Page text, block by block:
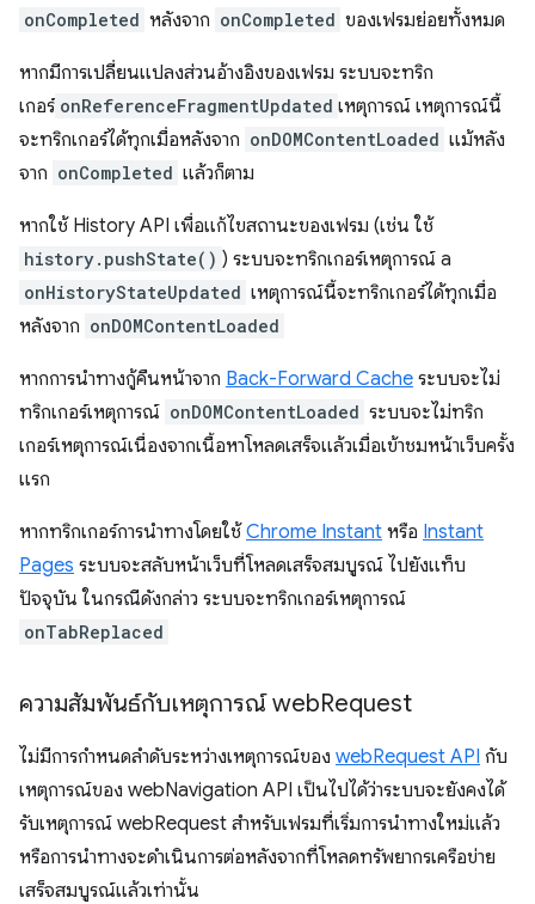
onCompleted หลังจาก onCompleted ของเฟรมย่อยทั้งหมด
หากมีการเปลี่ยนแปลงส่วนอ้างอิงของเฟรม ระบบจะทริก
เกอร์ onReferenceFragmentUpdated เหตุการณ์ เหตุการณ์นี้
จะทริกเกอร์ได้ทุกเมื่อหลังจาก onDOMContentLoaded แม้หลัง
จาก onCompleted แล้วก็ตาม
หากใช้ History API เพื่อแก้ไขสถานะของเฟรม (เช่น ใช้
history.pushState() ) ระบบจะทริกเกอร์เหตุการณ์ a
onHistoryStateUpdated เหตุการณ์นี้จะทริกเกอร์ได้ทุกเมื่อ
หลังจาก onDOMContentLoaded
หากการนำทางกู้คืนหน้าจาก Back-Forward Cache ระบบจะไม่
ทริกเกอร์เหตุการณ์ onDOMContentLoaded ระบบจะไม่ทริก
เกอร์เหตุการณ์เนื่องจากเนื้อหาโหลดเสร็จแล้วเมื่อเข้าชมหน้าเว็บครั้ง
แรก
หากทริกเกอร์การนำทางโดยใช้ Chrome Instant หรือ Instant
Pages ระบบจะสลับหน้าเว็บที่โหลดเสร็จสมบูรณ์ ไปยังแท็บ
ปัจจุบัน ในกรณีดังกล่าว ระบบจะทริกเกอร์เหตุการณ์
onTabReplaced
ความสัมพันธ์กับเหตุการณ์ webRequest
ไม่มีการกำหนดลำดับระหว่างเหตุการณ์ของ webRequest API กับ
เหตุการณ์ของ webNavigation API เป็นไปได้ว่าระบบจะยังคงได้
รับเหตุการณ์ webRequest สำหรับเฟรมที่เริ่มการนำทางใหม่แล้ว
หรือการนำทางจะดำเนินการต่อหลังจากที่โหลดทรัพยากรเครือข่าย
เสร็จสมบูรณ์แล้วเท่านั้น